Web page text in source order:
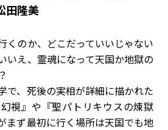
田隆美
くのか、どこだっていいじゃない
いえ、霊魂になって天国か地獄の
で、死後の実相が詳細に描かれた
幻視』や『聖パトリキウスの煉獄
まず最初に行く場所は天国でも地